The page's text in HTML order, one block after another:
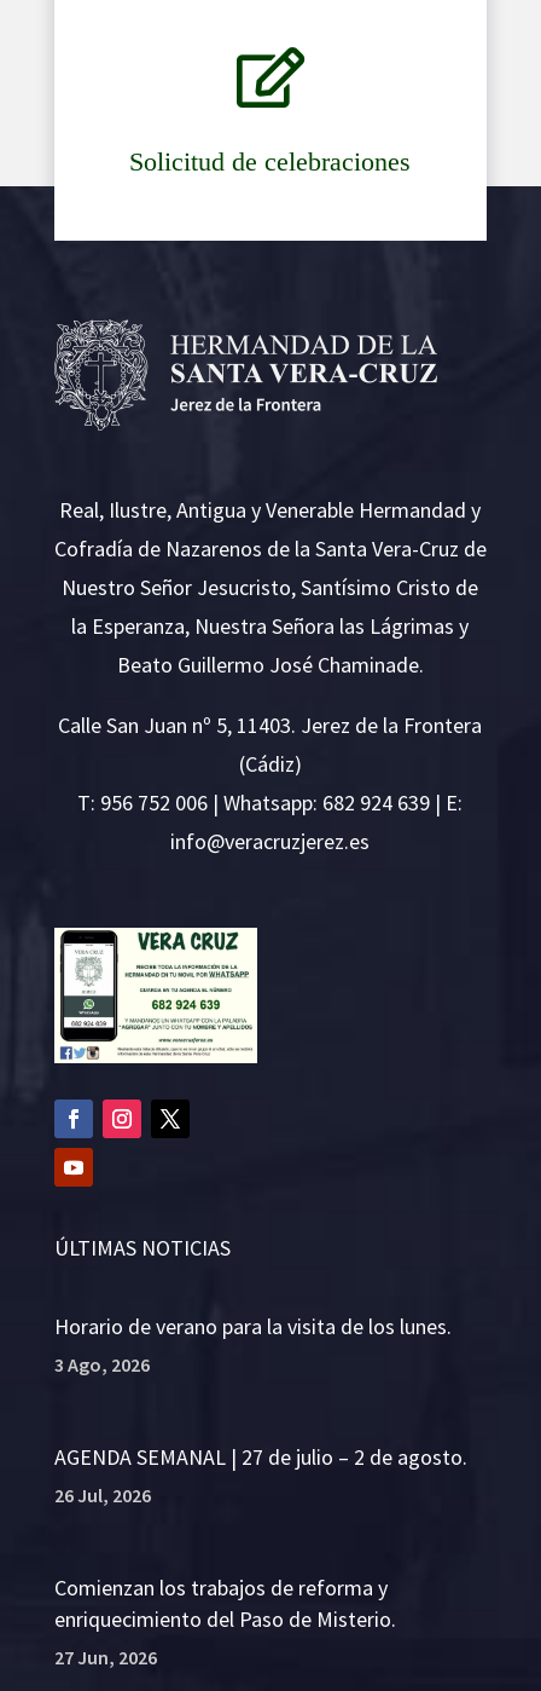

Solicitud de celebraciones
Real, Ilustre, Antigua y Venerable Hermandad y
Cofradía de Nazarenos de la Santa Vera-Cruz de
Nuestro Señor Jesucristo, Santísimo Cristo de
la Esperanza, Nuestra Señora las Lágrimas y
Beato Guillermo José Chaminade.
Calle San Juan nº 5, 11403. Jerez de la Frontera
(Cádiz)
T: 956 752 006 | Whatsapp: 682 924 639 | E:
se.ze
rejzu
rcare
v@ofn
i
ÚLTIMAS NOTICIAS
Horario de verano para la visita de los lunes.
3 Ago, 2026
AGENDA SEMANAL | 27 de julio – 2 de agosto.
26 Jul, 2026
Comienzan los trabajos de reforma y
enriquecimiento del Paso de Misterio.
27 Jun, 2026